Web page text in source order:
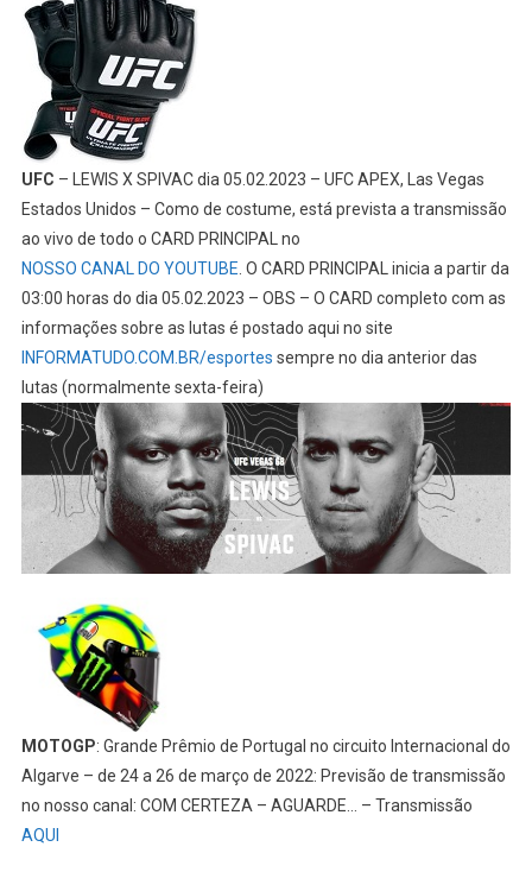
UFC – LEWIS X SPIVAC dia 05.02.2023 – UFC APEX, Las Vegas
Estados Unidos – Como de costume, está prevista a transmissão
ao vivo de todo o CARD PRINCIPAL no
NOSSO CANAL DO YOUTUBE. O CARD PRINCIPAL inicia a partir da
03:00 horas do dia 05.02.2023 – OBS – O CARD completo com as
informações sobre as lutas é postado aqui no site
INFORMATUDO.COM.BR/esportes sempre no dia anterior das
lutas (normalmente sexta-feira)
MOTOGP: Grande Prêmio de Portugal no circuito Internacional do
Algarve – de 24 a 26 de março de 2022: Previsão de transmissão
no nosso canal: COM CERTEZA – AGUARDE… – Transmissão
AQUI